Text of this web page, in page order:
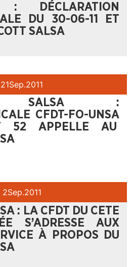
DÉCLARATION
DU 30-06-11 ET
SALSA
21Sep.2011
SALSA :
CFDT-FO-UNSA
52 APPELLE AU
2Sep.2011
: LA CFDT DU CETE
S’ADRESSE AUX
À PROPOS DU